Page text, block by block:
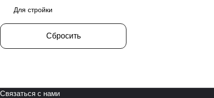
6G11TAG29
6M16G2D0/S
Для стройки
Сбросить
Связаться с нами